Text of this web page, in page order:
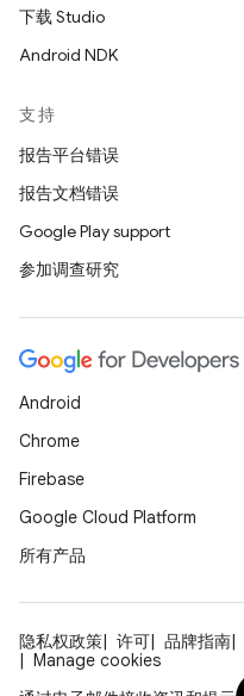
下载 Studio
Android NDK
支持
报告平台错误
报告文档错误
Google Play support
参加调查研究
Android
Chrome
Firebase
Google Cloud Platform
所有产品
隐私权政策 许可 品牌指南
Manage cookies